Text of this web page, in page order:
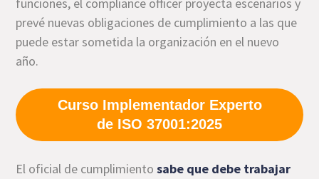
prevé nuevas obligaciones de cumplimiento a las que
puede estar sometida la organización en el nuevo
año.
Curso Implementador Experto
de ISO 37001:2025
El oficial de cumplimientosabe que debe trabajar